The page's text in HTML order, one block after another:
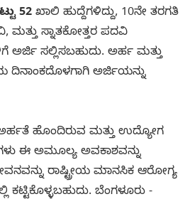
52 ಖಾಲಿ ಹುದ್ದೆಗಳಿದ್ದು, 10ನೇ ತರಗತಿ
ಮತ್ತು ಸ್ನಾತಕೋತ್ತರ ಪದವಿ
ಅರ್ಜಿ ಸಲ್ಲಿಸಬಹುದು. ಅರ್ಹ ಮತ್ತು
ದಿನಾಂಕದೊಳಗಾಗಿ ಅರ್ಜಿಯನ್ನು
ಮತ್ತು ಉದ್ಯೋಗ
ಈ ಅಮೂಲ್ಯ ಅವಕಾಶವನ್ನು
ರಾಷ್ಟ್ರೀಯ ಮಾನಸಿಕ ಆರೋಗ್ಯ
ಕಟ್ಟಿಕೊಳ್ಳಬಹುದು. ಬೆಂಗಳೂರು -